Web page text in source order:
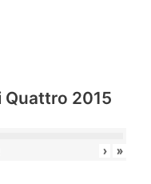
2015
› »